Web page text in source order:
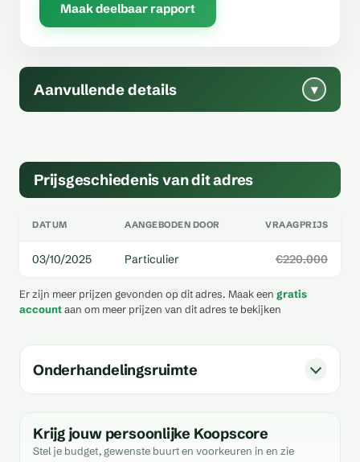
Maak deelbaar rapport
Aanvullende details ▾
Prijsgeschiedenis van dit adres
DATUM AANGEBODEN DOOR VRAAGPRIJS
03/10/2025 Particulier €220.000
Er zijn meer prijzen gevonden op dit adres. Maak een gratis
accountaan om meer prijzen van dit adres te bekijken
Onderhandelingsruimte
Krijg jouw persoonlijke Koopscore
Stel je budget, gewenste buurt en voorkeuren in en zie